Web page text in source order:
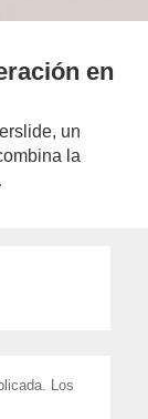
en
un
la
Los